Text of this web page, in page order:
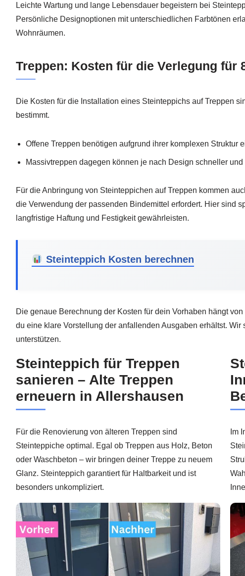
Leichte Wartung und lange Lebensdauer begeistern bei
Persönliche Designoptionen mit unterschiedlichen Farbtönen
Wohnräumen.
Treppen: Kosten für die Verlegung für
Die Kosten für die Installation eines Steinteppichs auf Treppen
bestimmt.
Offene Treppen benötigen aufgrund ihrer komplexen Struktur
Massivtreppen dagegen können je nach Design schneller
Für die Anbringung von Steinteppichen auf Treppen kommen
die Verwendung der passenden Bindemittel erfordert. Hier sind
langfristige Haftung und Festigkeit gewährleisten.
Steinteppich Kosten berechnen
Die genaue Berechnung der Kosten für dein Vorhaben hängt
du eine klare Vorstellung der anfallenden Ausgaben erhältst.
unterstützen.
Steinteppich für Treppen
sanieren – Alte Treppen
erneuern in Allershausen
Für die Renovierung von älteren Treppen sind
Steinteppiche optimal. Egal ob Treppen aus Holz, Beton
oder Waschbeton – wir bringen deiner Treppe zu neuem
Glanz. Steinteppich garantiert für Haltbarkeit und ist
besonders unkompliziert.
Im